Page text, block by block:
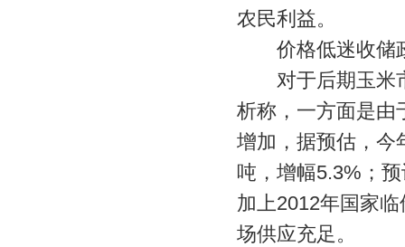
农民利益。
价格低迷收储
对于后期玉米市
析称，一方面是由
增加，据预估，今
吨，增幅5.3%；
加上2012年国家
场供应充足。